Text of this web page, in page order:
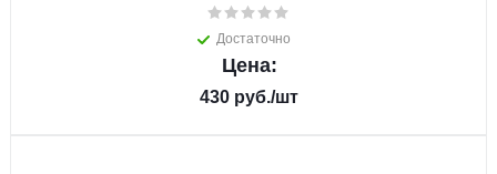
Достаточно
Цена:
430 руб./шт